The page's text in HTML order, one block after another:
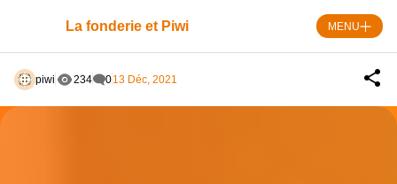
La fonderie et Piwi MENU
piwi 234 013 Déc, 2021